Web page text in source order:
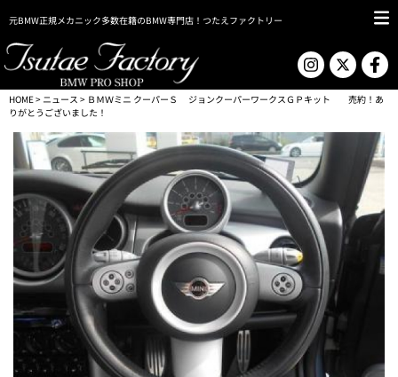
元BMW正規メカニック多数在籍のBMW専門店！つたえファクトリー
HOME> ニュース > ＢＭＷミニ クーパーＳ ジョンクーパーワークスＧＰキット 売約！あ
りがとうございました！